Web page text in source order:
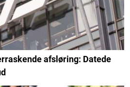
afsløring: Datede